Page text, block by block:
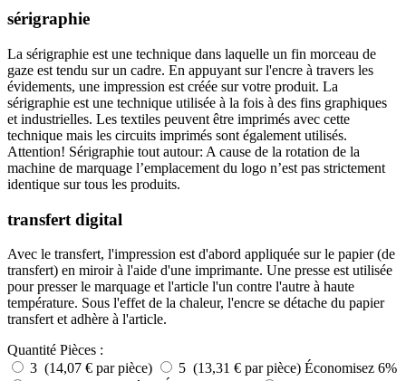
sérigraphie
La sérigraphie est une technique dans laquelle un fin morceau de
gaze est tendu sur un cadre. En appuyant sur l'encre à travers les
évidements, une impression est créée sur votre produit. La
sérigraphie est une technique utilisée à la fois à des fins graphiques
et industrielles. Les textiles peuvent être imprimés avec cette
technique mais les circuits imprimés sont également utilisés.
Attention! Sérigraphie tout autour: A cause de la rotation de la
machine de marquage l’emplacement du logo n’est pas strictement
identique sur tous les produits.
transfert digital
Avec le transfert, l'impression est d'abord appliquée sur le papier (de
transfert) en miroir à l'aide d'une imprimante. Une presse est utilisée
pour presser le marquage et l'article l'un contre l'autre à haute
température. Sous l'effet de la chaleur, l'encre se détache du papier
transfert et adhère à l'article.
Quantité Pièces :
3 (14,07 € par pièce)
5 (13,31 € par pièce) Économisez 6%